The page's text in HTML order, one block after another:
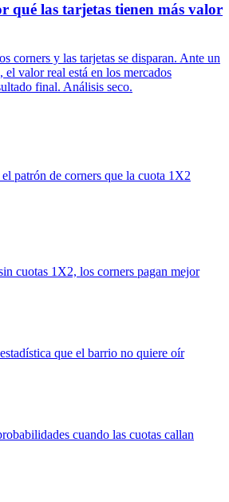
qué las tarjetas tienen más valor
corners y las tarjetas se disparan. Ante un
el valor real está en los mercados
final. Análisis seco.
patrón de corners que la cuota 1X2
cuotas 1X2, los corners pagan mejor
que el barrio no quiere oír
cuando las cuotas callan